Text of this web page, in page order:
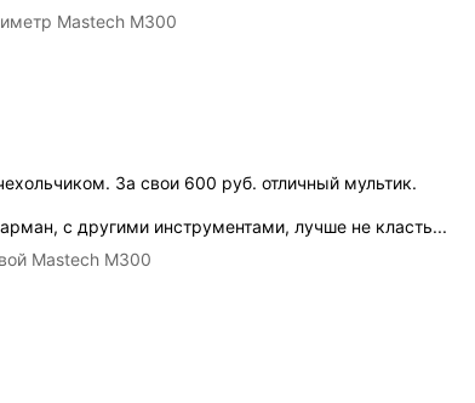
Mastech M300
За свои 600 руб. отличный мультик.
с другими инструментами, лучше не класть...
Mastech M300